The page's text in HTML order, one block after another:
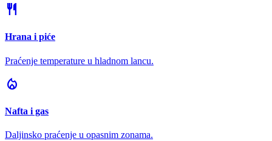
restaurant
Hrana i piće
Praćenje temperature u hladnom lancu.
local_fire_department
Nafta i gas
Daljinsko praćenje u opasnim zonama.